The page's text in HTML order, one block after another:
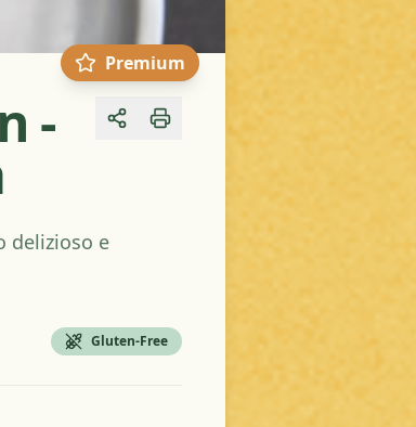
Premium
- Share
delizioso e
Gluten-Free